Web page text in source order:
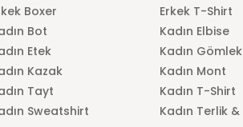
Boxer
Erkek T-Shirt
Bot
Kadın Elbise
Etek
Kadın Gömlek
Kazak
Kadın Mont
Tayt
Kadın T-Shirt
Sweatshirt Kadın Terlik